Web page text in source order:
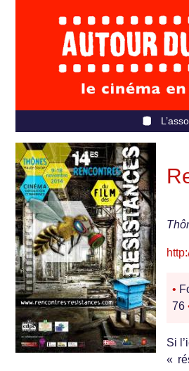
•
76
Si
«